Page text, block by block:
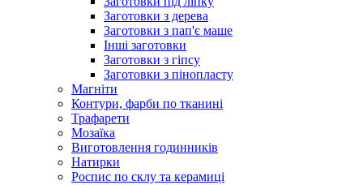
Заготовки з дерева
Заготовки з пап'є маше
Інші заготовки
Заготовки з гіпсу
Заготовки з пінопласту
Магніти
Контури, фарби по тканині
Трафарети
Мозаїка
Виготовлення годинників
Натирки
Роспис по склу та керамиці